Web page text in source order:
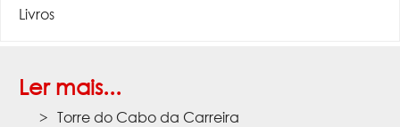
Livros
Ler mais...
Torre do Cabo da Carreira